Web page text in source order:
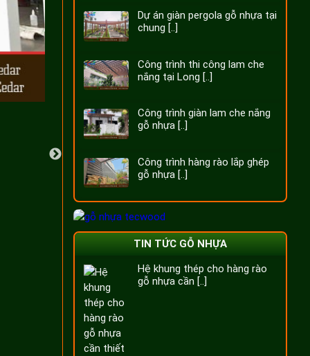
Dự án giàn pergola gỗ nhựa tại
chung [..]
Công trình thi công lam che
nắng tại Long [..]
Công trình giàn lam che nắng
gỗ nhựa [..]
Công trình hàng rào lắp ghép
gỗ nhựa [..]
TIN TỨC GỖ NHỰA
Hệ khung thép cho hàng rào
gỗ nhựa cần [..]